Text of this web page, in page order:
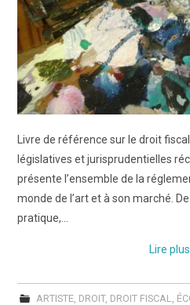
Livre de référence sur le droit
législatives et jurisprudentielles
présente l’ensemble de la
monde de l’art et à son marché.
pratique,…
Lire plus
ARTISTE, DROIT, DROIT FISCAL